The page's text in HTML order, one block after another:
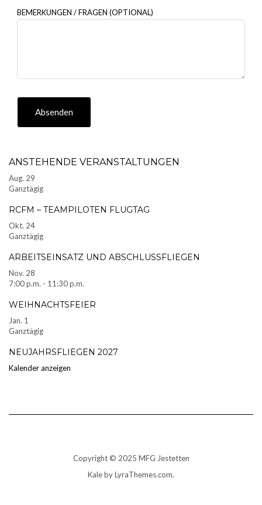
BEMERKUNGEN / FRAGEN (OPTIONAL)
Absenden
ANSTEHENDE VERANSTALTUNGEN
Aug. 29
Ganztägig
RCFM – TEAMPILOTEN FLUGTAG
Okt. 24
Ganztägig
ARBEITSEINSATZ UND ABSCHLUSSFLIEGEN
Nov. 28
7:00 p.m. - 11:30 p.m.
WEIHNACHTSFEIER
Jan. 1
Ganztägig
NEUJAHRSFLIEGEN 2027
Kalender anzeigen
Copyright © 2025 MFG Jestetten
Kaleby LyraThemes.com.